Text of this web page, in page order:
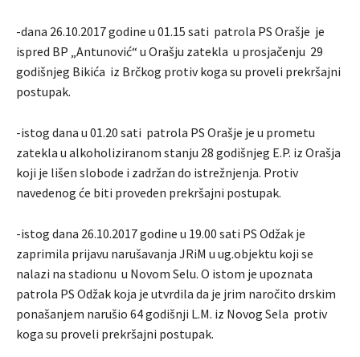
-dana 26.10.2017 godine u 01.15 sati patrola PS Orašje je
ispred BP „Antunović“ u Orašju zatekla u prosjačenju 29
godišnjeg Bikića iz Brčkog protiv koga su proveli prekršajni
postupak.
-istog dana u 01.20 sati patrola PS Orašje je u prometu
zatekla u alkoholiziranom stanju 28 godišnjeg E.P. iz Orašja
koji je lišen slobode i zadržan do istrežnjenja. Protiv
navedenog će biti proveden prekršajni postupak.
-istog dana 26.10.2017 godine u 19.00 sati PS Odžak je
zaprimila prijavu narušavanja JRiM u ug.objektu koji se
nalazi na stadionu u Novom Selu. O istom je upoznata
patrola PS Odžak koja je utvrdila da je jrim naročito drskim
ponašanjem narušio 64 godišnji L.M. iz Novog Sela protiv
koga su proveli prekršajni postupak.